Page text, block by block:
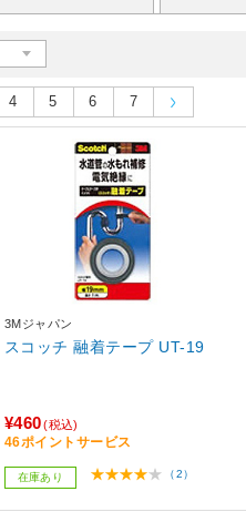
4 5 6 7
3Mジャパン
スコッチ 融着テープ UT-19
¥460 (税込)
46ポイントサービス
在庫あり （2）